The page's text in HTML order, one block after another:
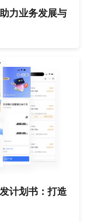
力业务发展与
计划书：打造